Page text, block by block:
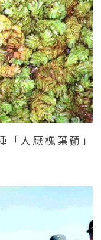
人厭槐葉蘋」